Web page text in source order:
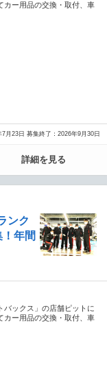
カー用品の交換・取付、車
月23日 募集終了：2026年9月30日
詳細を見る
ンク
年間
バックス」の店舗ピットに
カー用品の交換・取付、車